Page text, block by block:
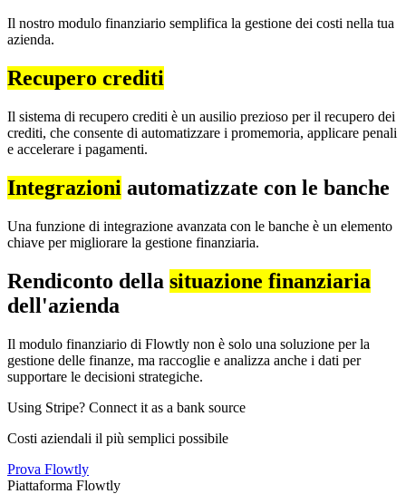
Il nostro modulo finanziario semplifica la gestione dei costi nella tua
azienda.
Recupero crediti
Il sistema di recupero crediti è un ausilio prezioso per il recupero dei
crediti, che consente di automatizzare i promemoria, applicare penali
e accelerare i pagamenti.
Integrazioni automatizzate con le banche
Una funzione di integrazione avanzata con le banche è un elemento
chiave per migliorare la gestione finanziaria.
Rendiconto della situazione finanziaria
dell'azienda
Il modulo finanziario di Flowtly non è solo una soluzione per la
gestione delle finanze, ma raccoglie e analizza anche i dati per
supportare le decisioni strategiche.
Using Stripe? Connect it as a bank source
Costi aziendali il più semplici possibile
Prova Flowtly
Piattaforma Flowtly